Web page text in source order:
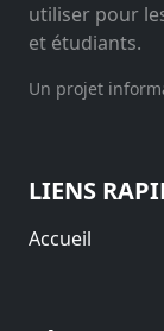
utiliser pour
et étudiants.
Un projet
LIENS
Accueil